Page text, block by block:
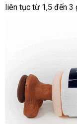
liên tục từ 1,5 đến 3